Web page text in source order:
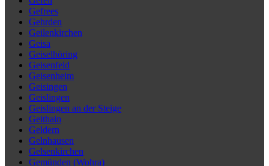
Gefrees
Gehrden
Geilenkirchen
Geisa
Geiselhöring
Geisenfeld
Geisenheim
Geisingen
Geislingen
Geislingen an der Steige
Geithain
Geldern
Gelnhausen
Gelsenkirchen
Gemünden (Wohra)